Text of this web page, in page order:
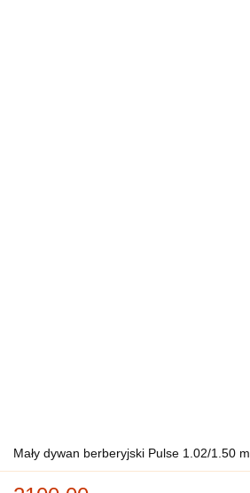
Mały dywan berberyjski Pulse 1.02/1.50 m